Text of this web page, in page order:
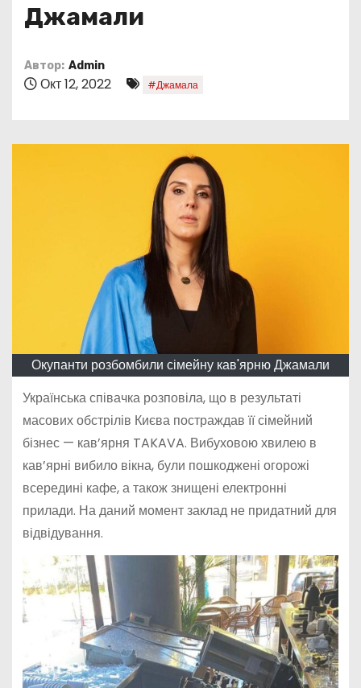
Джамали
Автор: Admin
Окт 12, 2022 #Джамала
Окупанти розбомбили сімейну кав'ярню Джамали
Українська співачка розповіла, що в результаті
масових обстрілів Києва постраждав її сімейний
бізнес — кав’ярня TAKAVA. Вибуховою хвилею в
кав’ярні вибило вікна, були пошкоджені огорожі
всередині кафе, а також знищені електронні
прилади. На даний момент заклад не придатний для
відвідування.